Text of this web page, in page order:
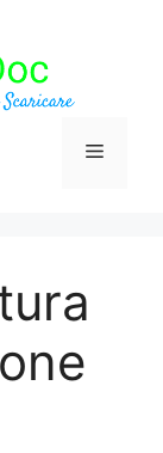
Menu